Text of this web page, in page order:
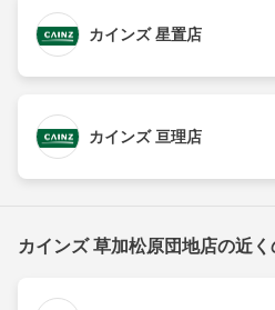
カインズ 星置店
カインズ 亘理店
カインズ 草加松原団地店の近